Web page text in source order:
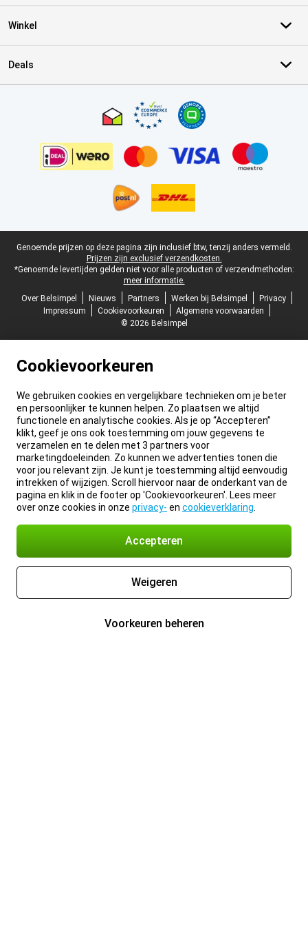
Winkel
Deals
Juridische voettekst
Genoemde prijzen op deze pagina zijn inclusief btw, tenzij anders vermeld.
Prijzen zijn exclusief verzendkosten.
*Genoemde levertijden gelden niet voor alle producten of verzendmethoden:
meer informatie.
Over Belsimpel
Nieuws Partners Werken bij Belsimpel
Privacy
Impressum
Cookievoorkeuren
Algemene voorwaarden
© 2026 Belsimpel
Cookievoorkeuren
We gebruiken cookies en vergelijkbare technieken om je beter
en persoonlijker te kunnen helpen. Zo plaatsen we altijd
functionele en analytische cookies. Als je op “Accepteren”
klikt, geef je ons ook toestemming om jouw gegevens te
verzamelen en te delen met 3 partners voor
marketingdoeleinden. Zo kunnen we advertenties tonen die
voor jou relevant zijn. Je kunt je toestemming altijd eenvoudig
intrekken of wijzigen. Scroll hiervoor naar de onderkant van de
pagina en klik in de footer op 'Cookievoorkeuren'. Lees meer
over onze cookies in onze privacy- en cookieverklaring
Accepteren
Weigeren
Voorkeuren beheren